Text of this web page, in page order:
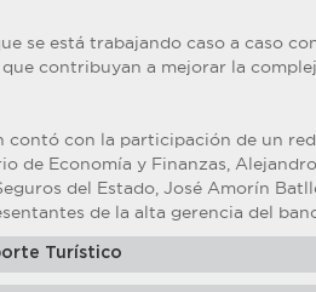
se está trabajando caso a caso
contribuyan a mejorar la
contó con la participación de un
de Economía y Finanzas,
del Estado, José Amorín
de la alta gerencia del
Turístico